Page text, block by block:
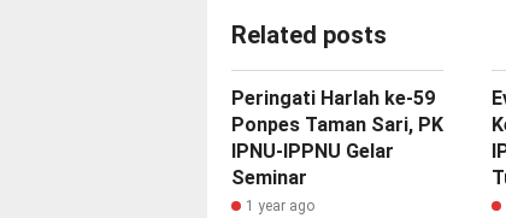
Related posts
Peringati Harlah ke-59
Ponpes Taman Sari, PK
IPNU-IPPNU Gelar
Seminar
1 year ago